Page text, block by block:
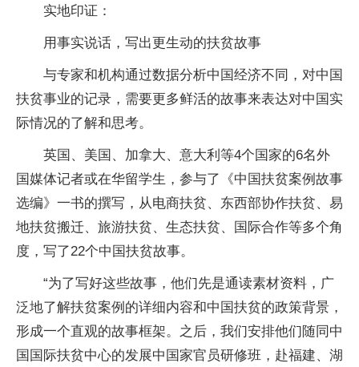
实地印证：
用事实说话，写出更生动的扶贫故事
与专家和机构通过数据分析中国经济不同，对中国
扶贫事业的记录，需要更多鲜活的故事来表达对中国实
际情况的了解和思考。
英国、美国、加拿大、意大利等4个国家的6名外
国媒体记者或在华留学生，参与了《中国扶贫案例故事
选编》一书的撰写，从电商扶贫、东西部协作扶贫、易
地扶贫搬迁、旅游扶贫、生态扶贫、国际合作等多个角
度，写了22个中国扶贫故事。
“为了写好这些故事，他们先是通读素材资料，广
泛地了解扶贫案例的详细内容和中国扶贫的政策背景，
形成一个直观的故事框架。之后，我们安排他们随同中
国国际扶贫中心的发展中国家官员研修班，赴福建、湖